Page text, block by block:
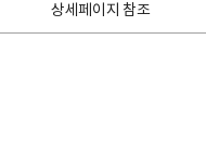
상세페이지 참조